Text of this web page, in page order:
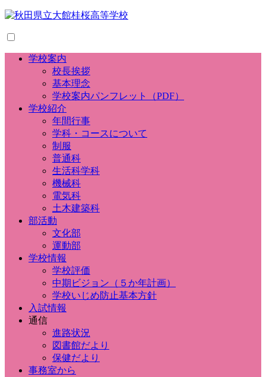
学校案内
校長挨拶
基本理念
学校案内パンフレット（PDF）
学校紹介
年間行事
学科・コースについて
制服
普通科
生活科学科
機械科
電気科
土木建築科
部活動
文化部
運動部
学校情報
学校評価
中期ビジョン（５か年計画）
学校いじめ防止基本方針
入試情報
通信
進路状況
図書館だより
保健だより
事務室から